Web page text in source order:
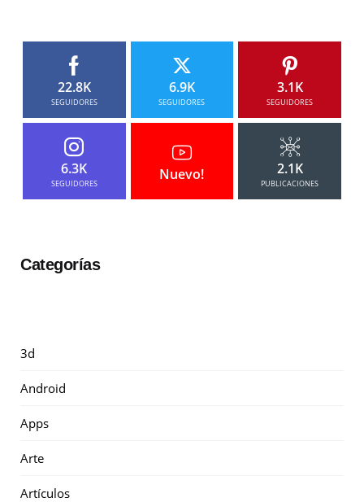
22.8K
SEGUIDORES
6.9K
SEGUIDORES
3.1K
SEGUIDORES
6.3K
SEGUIDORES
Nuevo! 2.1K
PUBLICACIONES
Categorías
3d
Android
Apps
Arte
Artículos